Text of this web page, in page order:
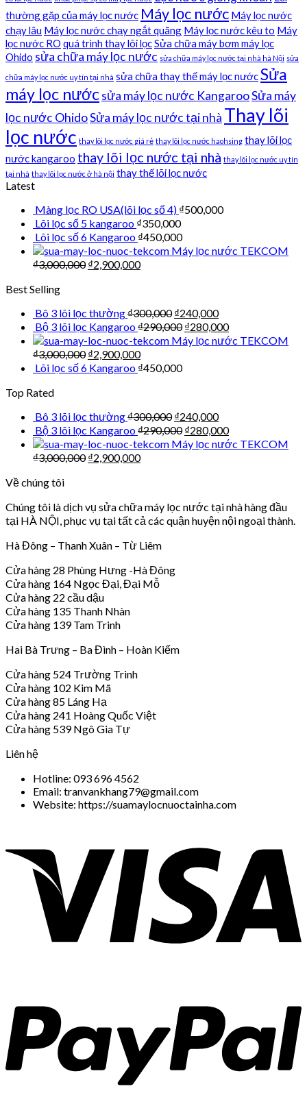
thường gặp của máy lọc nước Máy lọc nước Máy lọc nước
chạy lâu Máy lọc nước chạy ngắt quãng Máy lọc nước kêu to Máy
lọc nước RO quá trình thay lõi lọcSửa chữa máy bơm máy lọc
Ohido sửa chữa máy lọc nước sửa chữa máy lọc nước tại nhà hà Nội sửa
chữa máy lọc nước uy tín tại nhà sửa chữa thay thế máy lọc nướcSửa
máy lọc nướcsửa máy lọc nước KangarooSửa máy
lọc nước OhidoSửa máy lọc nước tại nhà Thay lõi
lọc nước thay lõi lọc nước giá rẻ thay lõi lọc nước haohsing thay lõi lọc
nước kangaroo thay lõi lọc nước tại nhà thay lõi lọc nước uy tín
tại nhà thay lõi lọc nước ở hà nội thay thế lõi lọc nước
Latest
Màng lọc RO USA(lõi lọc số 4) ₫500,000
Lõi lọc số 5 kangaroo ₫350,000
Lõi lọc số 6 Kangaroo ₫450,000
Máy lọc nước TEKCOM
₫3,000,000 ₫2,900,000
Best Selling
Bô 3 lõi lọc thường₫300,000 ₫240,000
Bộ 3 lõi lọc Kangaroo₫290,000 ₫280,000
Máy lọc nước TEKCOM
₫3,000,000 ₫2,900,000
Lõi lọc số 6 Kangaroo ₫450,000
Top Rated
Bô 3 lõi lọc thường₫300,000 ₫240,000
Bộ 3 lõi lọc Kangaroo₫290,000 ₫280,000
Máy lọc nước TEKCOM
₫3,000,000 ₫2,900,000
Về chúng tôi
Chúng tôi là dịch vụ sửa chữa máy lọc nước tại nhà hàng đầu
tại HÀ NỘI, phục vụ tại tất cả các quận huyện nội ngoại thành.
Hà Đông – Thanh Xuân – Từ Liêm
Cửa hàng 28 Phùng Hưng -Hà Đông
Cửa hàng 164 Ngọc Đại, Đại Mỗ
Cửa hàng 22 cầu dậu
Cửa hàng 135 Thanh Nhàn
Cửa hàng 139 Tam Trinh
Hai Bà Trưng – Ba Đình – Hoàn Kiếm
Cửa hàng 524 Trường Trinh
Cửa hàng 102 Kim Mã
Cửa hàng 85 Láng Hạ
Cửa hàng 241 Hoàng Quốc Việt
Cửa hàng 539 Ngô Gia Tự
Liên hệ
Hotline: 093 696 4562
Email: tranvankhang79@gmail.com
Website: https://suamaylocnuoctainha.com